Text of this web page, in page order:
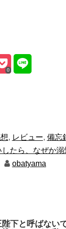
0
, レビュー, 備忘
たら、なぜか
obatyama
陛下と呼ばない